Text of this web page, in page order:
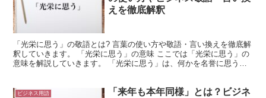
えを徹底解釈
「光栄に思う」の敬語とは? 言葉の使い方や敬語・言い換えを徹底解
釈していきます。 「光栄に思う」の意味 ここでは「光栄に思う」の
意味を解説していきます。 「光栄に思う」は、何かを名誉に思うよ
ビジネス用語
「来年も本年同様」とは？ビジネ